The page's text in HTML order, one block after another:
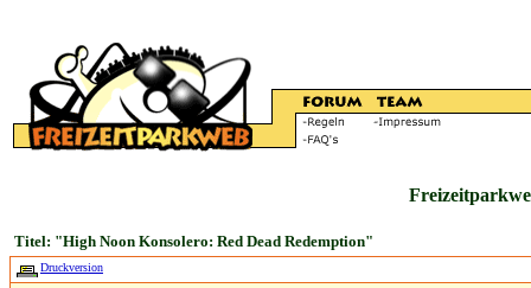
Titel: "High Noon Konsolero: Red Dead Redemption"
Druckversion